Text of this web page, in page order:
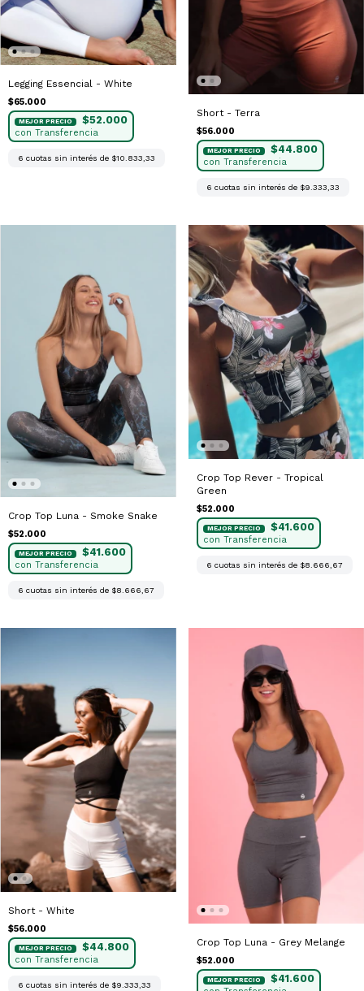
Legging Essencial - White
$65.000
$52.000
6 cuotas sin interés de $10.833,33
Short - Terra
$56.000
$44.800
6 cuotas sin interés de $9.333,33
Crop Top Luna - Smoke Snake
$52.000
$41.600
6 cuotas sin interés de $8.666,67
Crop Top Rever - Tropical
Green
$52.000
$41.600
6 cuotas sin interés de $8.666,67
Short - White
$56.000
$44.800
6 cuotas sin interés de $9.333,33
Crop Top Luna - Grey Melange
$52.000
$41.600